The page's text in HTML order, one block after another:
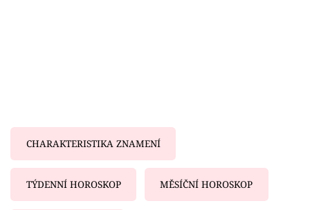
CHARAKTERISTIKA ZNAMENÍ
TÝDENNÍ HOROSKOP MĚSÍČNÍ HOROSKOP